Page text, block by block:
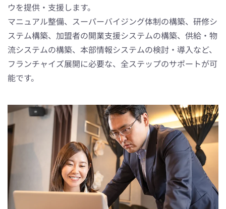
ウを提供・支援します。
マニュアル整備、スーパーバイジング体制の構築、研修シ
ステム構築、加盟者の開業支援システムの構築、供給・物
流システムの構築、本部情報システムの検討・導入など、
フランチャイズ展開に必要な、全ステップのサポートが可
能です。